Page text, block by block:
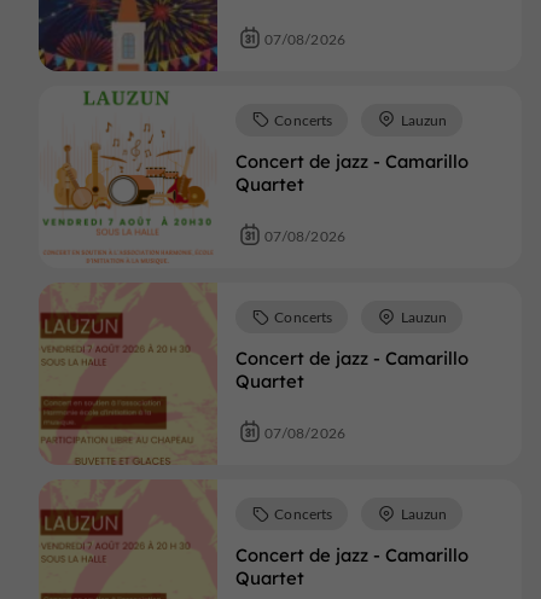
07/08/2026
Concert de jazz - Camarillo
Quartet
Concerts Lauzun
07/08/2026
Concert de jazz - Camarillo
Quartet
Concerts Lauzun
07/08/2026
Concert de jazz - Camarillo
Quartet
Concerts Lauzun